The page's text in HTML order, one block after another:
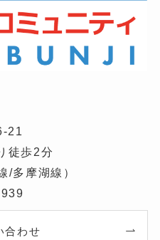
21
徒歩2分
/多摩湖線）
合わせ